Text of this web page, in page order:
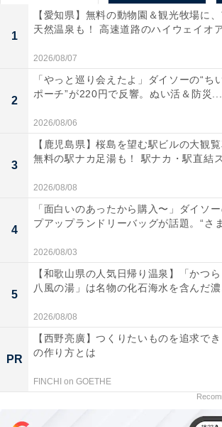
1
【愛知県】無料の動物園＆観光牧場に
天然温泉も！ 高速道路のハイウェイオ
2026/08/07
2
「やっと巡り会えたよ」ダイソーの“ち
ポーチ”が220円で反響。ぬい活＆防災...
2026/08/06
3
【鹿児島県】桜島を望む駅ビルの大観覧
無料の駅ナカ足湯も！ 駅ナカ・駅直結
2026/08/08
4
「面白いのあったから購入〜」ダイソ
プアップランドリーバッグが話題。“さ
2026/08/03
5
【和歌山県の人気日帰り温泉】「かつ
八風の湯」は名物の化石海水を含んだ
2026/08/08
PR
【西野亮廣】つくりたいものを追求で
の作り方とは
FINCHI on GOETHE